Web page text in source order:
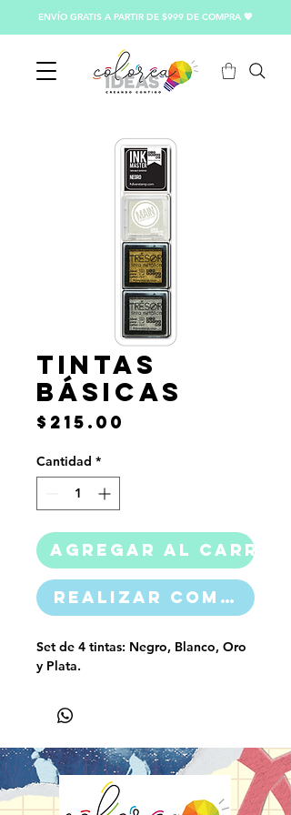
ENVÍO GRATIS A PARTIR DE $999 DE COMPRA 💖
Tintas
Básicas
$215.00
Cantidad *
Agregar al carrito
Realizar compra
Set de 4 tintas: Negro, Blanco, Oro
y Plata.